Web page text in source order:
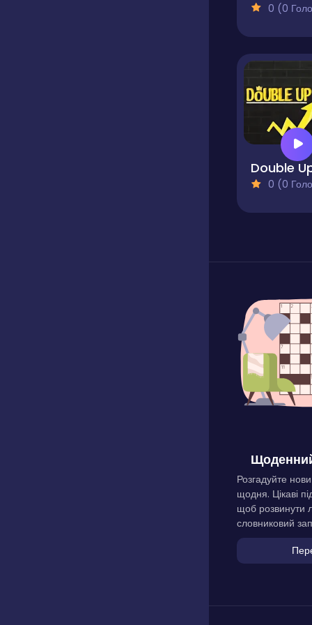
0 (0 Голосів)
Double
0 (0 Голосів)
Розгадуйте
щодня. Цікаві
щоб розвинути
словниковий